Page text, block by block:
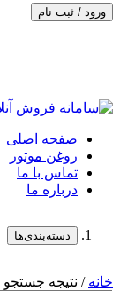
ورود / ثبت نام
صفحه اصلی
روغن موتور
تماس با ما
درباره ما
دسته‌بندی‌ها
خانه / نتیجه جستجو برای